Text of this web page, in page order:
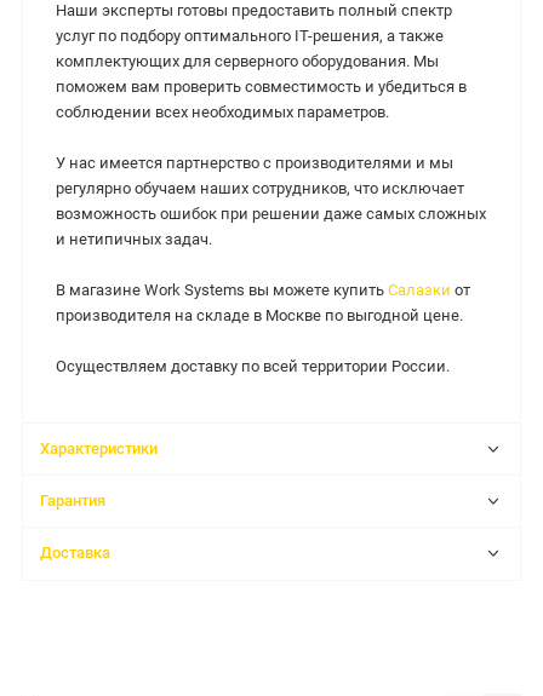
Наши эксперты готовы предоставить полный спектр
услуг по подбору оптимального IT-решения, а также
комплектующих для серверного оборудования. Мы
поможем вам проверить совместимость и убедиться в
соблюдении всех необходимых параметров.
У нас имеется партнерство с производителями и мы
регулярно обучаем наших сотрудников, что исключает
возможность ошибок при решении даже самых сложных
и нетипичных задач.
В магазине Work Systems вы можете купить Салазки от
производителя на складе в Москве по выгодной цене.
Осуществляем доставку по всей территории России.
Характеристики
Гарантия
Доставка